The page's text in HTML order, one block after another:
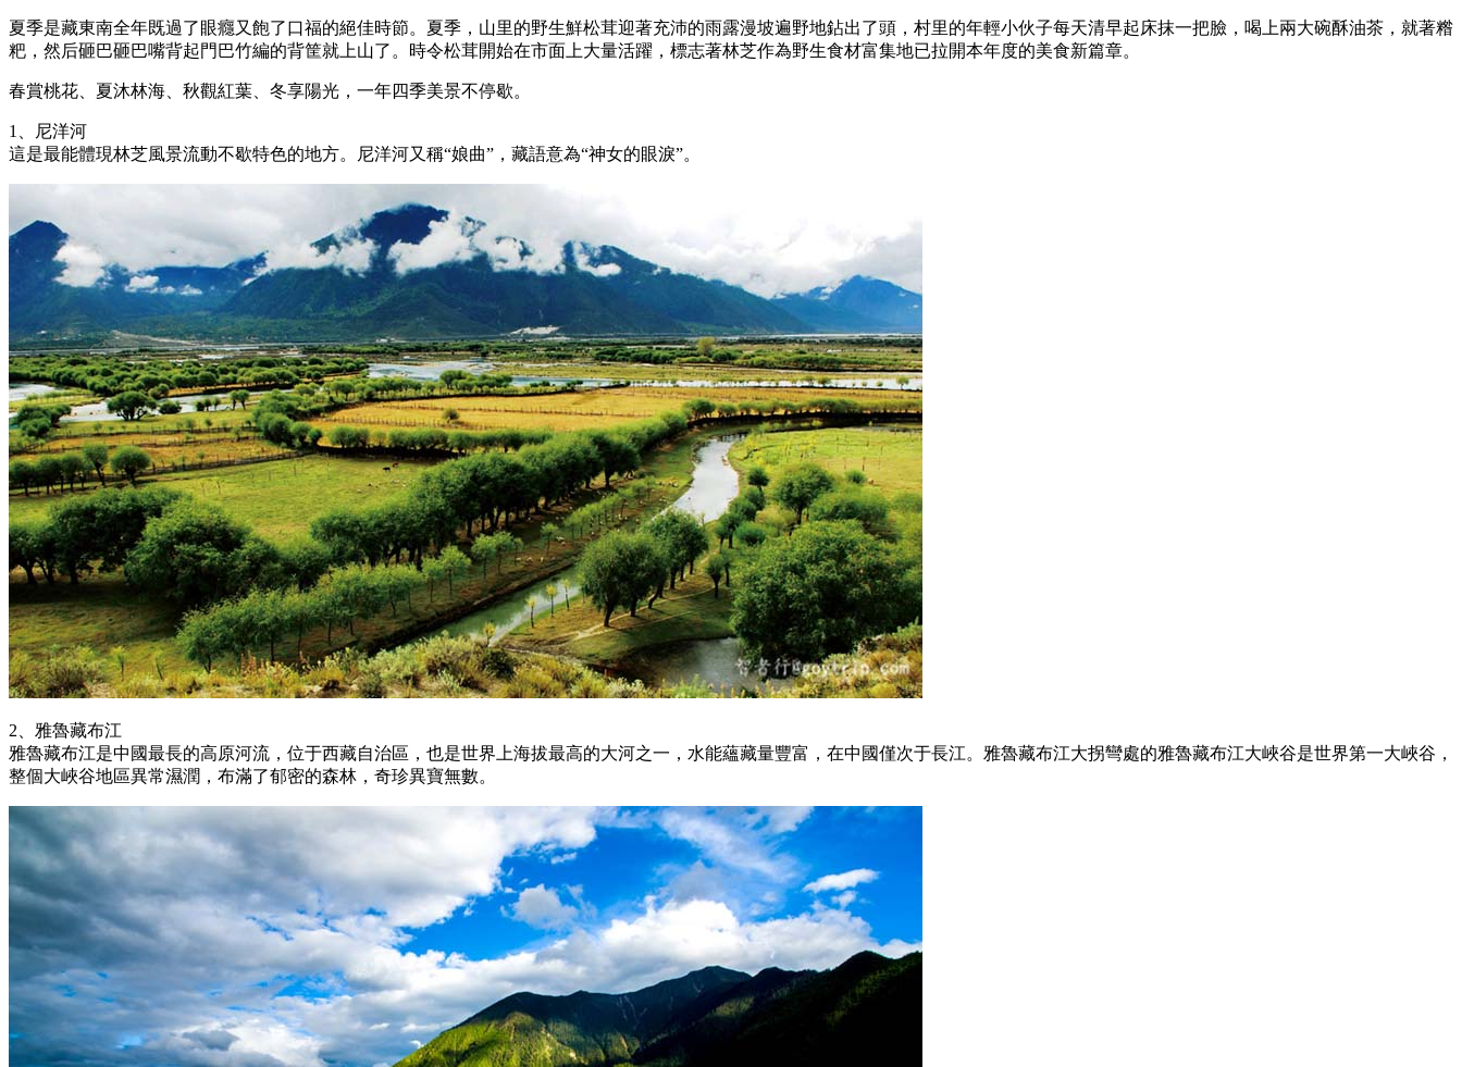
夏季是藏東南全年既過了眼癮又飽了口福的絕佳時節。夏季，山里的野生鮮松茸迎著充沛的雨露漫坡遍野地鉆出了頭，村里的年輕小伙子每天清早起床抹一把臉，喝上兩大碗酥油茶，就著糌
粑，然后砸巴砸巴嘴背起門巴竹編的背筐就上山了。時令松茸開始在市面上大量活躍，標志著林芝作為野生食材富集地已拉開本年度的美食新篇章。
春賞桃花、夏沐林海、秋觀紅葉、冬享陽光，一年四季美景不停歇。
1、尼洋河
這是最能體現林芝風景流動不歇特色的地方。尼洋河又稱“娘曲”，藏語意為“神女的眼淚”。
2、雅魯藏布江
雅魯藏布江是中國最長的高原河流，位于西藏自治區，也是世界上海拔最高的大河之一，水能蘊藏量豐富，在中國僅次于長江。雅魯藏布江大拐彎處的雅魯藏布江大峽谷是世界第一大峽谷，
整個大峽谷地區異常濕潤，布滿了郁密的森林，奇珍異寶無數。